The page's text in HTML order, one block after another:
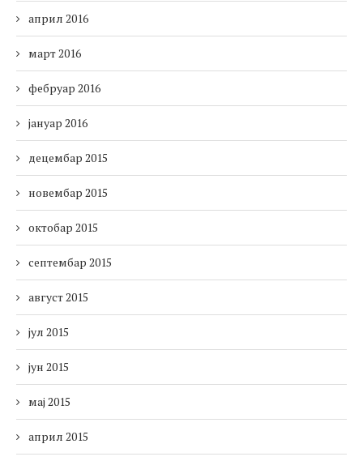
април 2016
март 2016
фебруар 2016
јануар 2016
децембар 2015
новембар 2015
октобар 2015
септембар 2015
август 2015
јул 2015
јун 2015
мај 2015
април 2015